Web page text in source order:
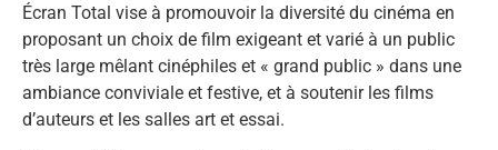
Écran Total vise à promouvoir la diversité du cinéma en
proposant un choix de film exigeant et varié à un public
très large mêlant cinéphiles et « grand public » dans une
ambiance conviviale et festive, et à soutenir les films
d’auteurs et les salles art et essai.